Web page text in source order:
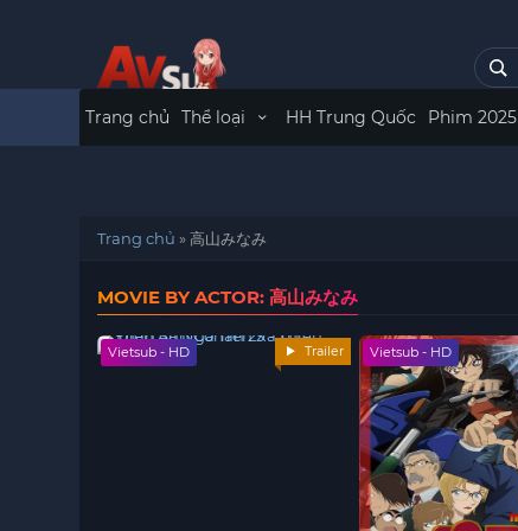
Trang chủ Thể loại HH Trung Quốc Phim 2025
Trang chủ »高山みなみ
MOVIE BY ACTOR: 高山みなみ
Vietsub - HD Trailer Vietsub - HD